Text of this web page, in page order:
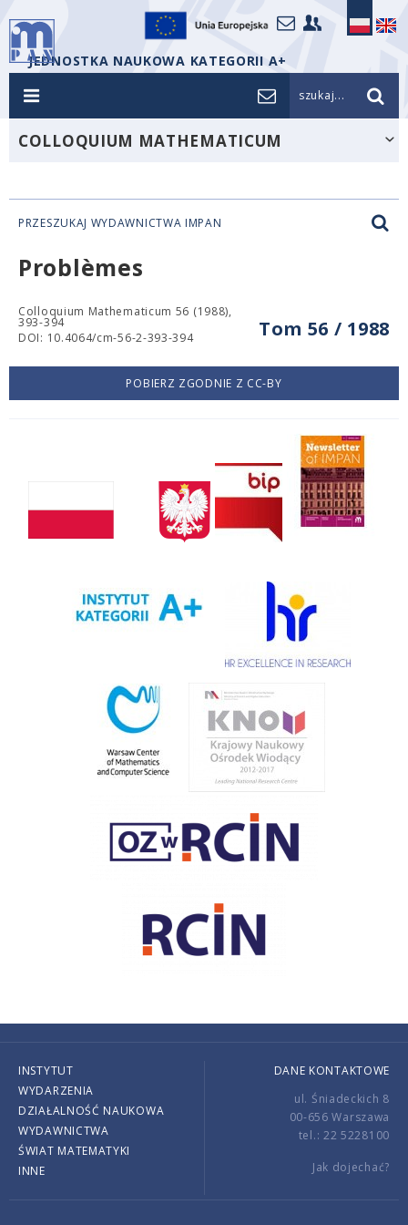
JEDNOSTKA NAUKOWA KATEGORII A+
szukaj...
COLLOQUIUM MATHEMATICUM
PRZESZUKAJ WYDAWNICTWA IMPAN
Problèmes
Tom 56 / 1988
Colloquium Mathematicum 56 (1988),
393-394
DOI: 10.4064/cm-56-2-393-394
POBIERZ ZGODNIE Z CC-BY
INSTYTUT
WYDARZENIA
DZIAŁALNOŚĆ NAUKOWA
WYDAWNICTWA
ŚWIAT MATEMATYKI
INNE
DANE KONTAKTOWE
ul. Śniadeckich 8
00-656 Warszawa
tel.: 22 5228100
Jak dojechać?